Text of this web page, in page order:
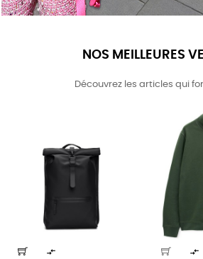
NOS MEILLEURES
Découvrez les articles qui
 